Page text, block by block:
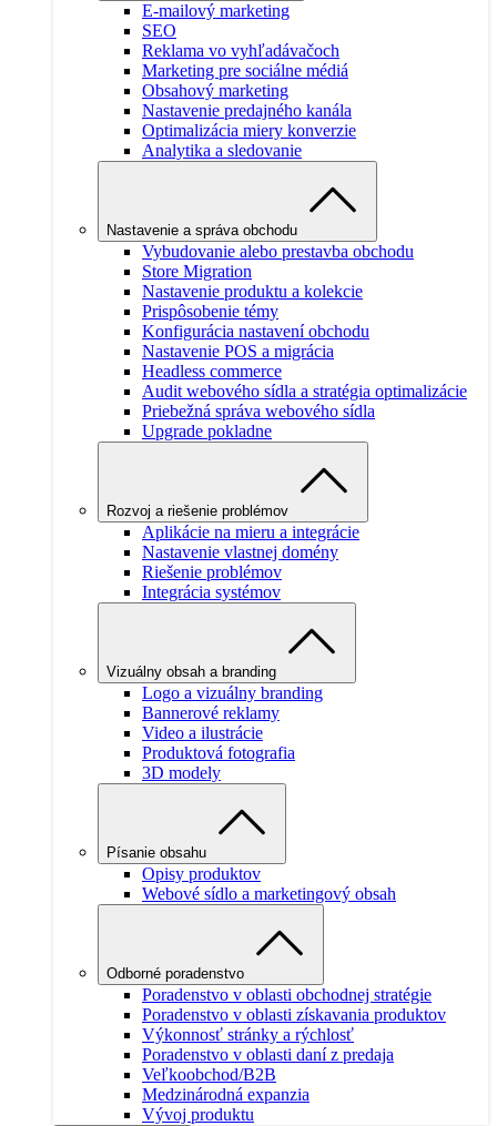
E-mailový marketing
SEO
Reklama vo vyhľadávačoch
Marketing pre sociálne médiá
Obsahový marketing
Nastavenie predajného kanála
Optimalizácia miery konverzie
Analytika a sledovanie
Nastavenie a správa obchodu
Vybudovanie alebo prestavba obchodu
Store Migration
Nastavenie produktu a kolekcie
Prispôsobenie témy
Konfigurácia nastavení obchodu
Nastavenie POS a migrácia
Headless commerce
Audit webového sídla a stratégia optimalizácie
Priebežná správa webového sídla
Upgrade pokladne
Rozvoj a riešenie problémov
Aplikácie na mieru a integrácie
Nastavenie vlastnej domény
Riešenie problémov
Integrácia systémov
Vizuálny obsah a branding
Logo a vizuálny branding
Bannerové reklamy
Video a ilustrácie
Produktová fotografia
3D modely
Písanie obsahu
Opisy produktov
Webové sídlo a marketingový obsah
Odborné poradenstvo
Poradenstvo v oblasti obchodnej stratégie
Poradenstvo v oblasti získavania produktov
Výkonnosť stránky a rýchlosť
Poradenstvo v oblasti daní z predaja
Veľkoobchod/B2B
Medzinárodná expanzia
Vývoj produktu